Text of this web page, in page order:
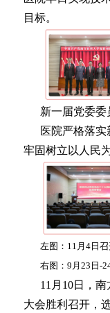
目标。
新一届党委
医院严格落
牢固树立以人民
左图：11月4日
右图：9月23日-
11月10日，
大会胜利召开，